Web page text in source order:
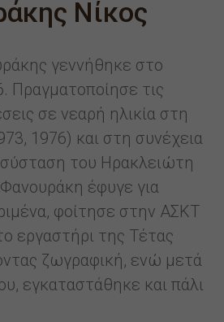
Νίκος
γεννήθηκε στο
Πραγματοποίησε τις
σε νεαρή ηλικία στη
1976) και στη συνέχεια
του Ηρακλειώτη
έφυγε για
φοίτησε στην ΑΣΚΤ
εργαστήρι της Τέτας
ζωγραφική, ενώ μετά
εγκαταστάθηκε και πάλι